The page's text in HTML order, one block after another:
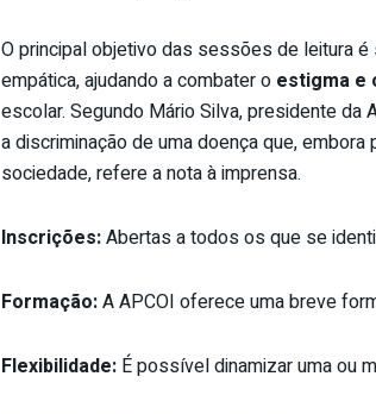
O principal objetivo das sessões de leitura
empática, ajudando a combater o estigma e
escolar. Segundo Mário Silva, presidente da
a discriminação de uma doença que,
sociedade, refere a nota à imprensa.
Inscrições:Abertas a todos os que se
Formação:A APCOI oferece uma breve
Flexibilidade: É possível dinamizar uma ou